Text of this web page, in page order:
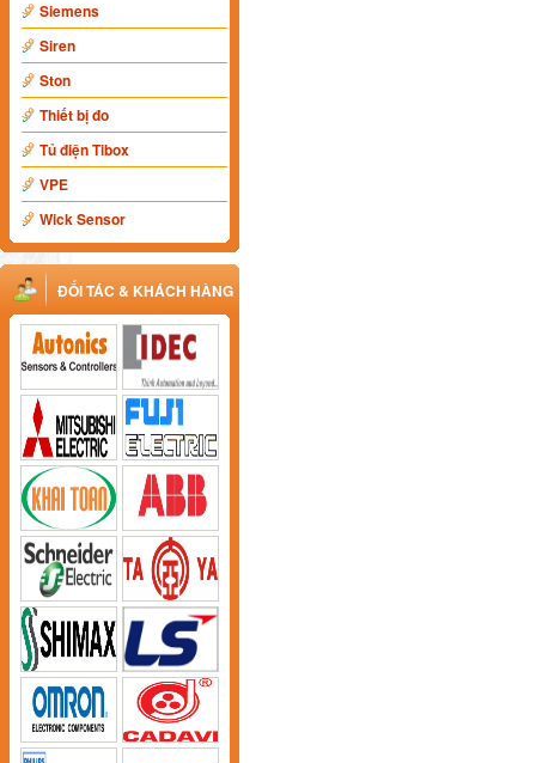
Siemens
Siren
Ston
Thiết bị đo
Tủ điện Tibox
VPE
Wick Sensor
ĐỐI TÁC & KHÁCH HÀNG